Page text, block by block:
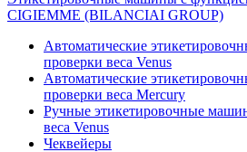
CIGIEMME (BILANCIAI GROUP)
Автоматические
проверки веса Venus
Автоматические
проверки веса Mercury
Ручные этикетировочные
веса Venus
Чеквейеры